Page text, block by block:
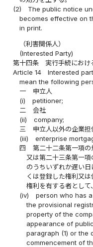
(2)
The public notice
becomes effective on
in print.
（利害関係人）
(Interested Party)
第十四条
実行手続におけ
Article 14
Interested
mean the following
一
申立人
(i)
petitioner;
二
会社
(ii)
company;
三
申立人以外の企業担
(iii)
enterprise
四
第二十二条第一項
又は第二十三条第一
のうちいずれか遅い
くは登録した権利又
権利を有する者とし
(iv)
person who has
the provisional
property of the
appearance of
paragraph (1) or the
commencement of